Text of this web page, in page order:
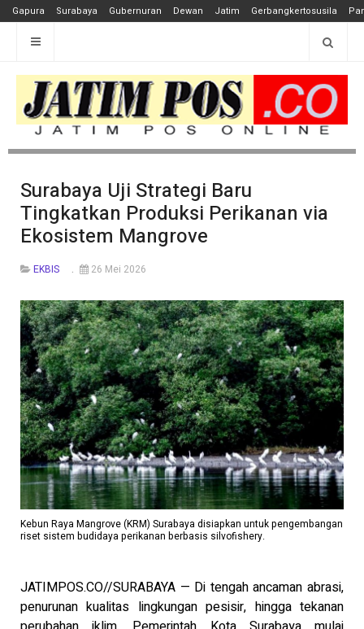
Gapura Surabaya Gubernuran Dewan Jatim Gerbangkertosusila
Surabaya Uji Strategi Baru
Tingkatkan Produksi Perikanan via
Ekosistem Mangrove
EKBIS 26 Mei 2026
Kebun Raya Mangrove (KRM) Surabaya disiapkan untuk pengembangan
riset sistem budidaya perikanan berbasis silvofishery.
JATIMPOS.CO//SURABAYA — Di tengah ancaman abrasi,
penurunan kualitas lingkungan pesisir, hingga tekanan